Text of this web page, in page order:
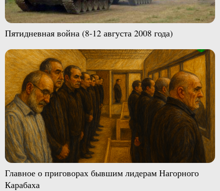
Пятидневная война (8-12 августа 2008 года)
Главное о приговорах бывшим лидерам Нагорного
Карабаха